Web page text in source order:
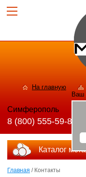
На главную
Ваш
Симферополь
8 (800) 555-59-82
Каталог
Главная / Контакты